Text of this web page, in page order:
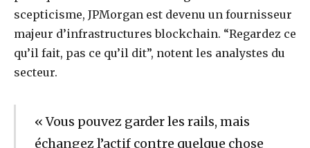
scepticisme, JPMorgan est devenu un fournisseur
majeur d’infrastructures blockchain. “Regardez ce
qu’il fait, pas ce qu’il dit”, notent les analystes du
secteur.
« Vous pouvez garder les rails, mais
échangez l’actif contre quelque chose